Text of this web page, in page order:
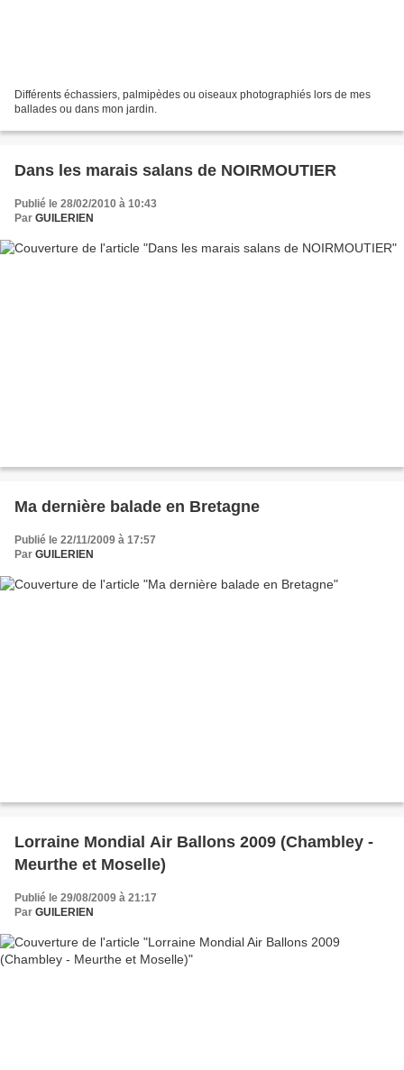
Différents échassiers, palmipèdes ou oiseaux photographiés lors de mes
ballades ou dans mon jardin.
Dans les marais salans de NOIRMOUTIER
Publié le 28/02/2010 à 10:43
Par GUILERIEN
Ma dernière balade en Bretagne
Publié le 22/11/2009 à 17:57
Par GUILERIEN
Lorraine Mondial Air Ballons 2009 (Chambley -
Meurthe et Moselle)
Publié le 29/08/2009 à 21:17
Par GUILERIEN